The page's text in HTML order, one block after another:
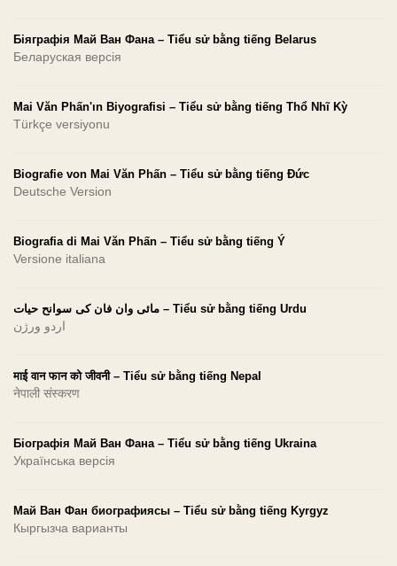
Біяграфія Май Ван Фана – Tiểu sử bằng tiếng Belarus
Беларуская версія
Mai Văn Phấn'ın Biyografisi – Tiểu sử bằng tiếng Thổ Nhĩ Kỳ
Türkçe versiyonu
Biografie von Mai Văn Phấn – Tiểu sử bằng tiếng Đức
Deutsche Version
Biografia di Mai Văn Phấn – Tiểu sử bằng tiếng Ý
Versione italiana
مائی وان فان کی سوانح حیات – Tiểu sử bằng tiếng Urdu
اردو ورژن
माई वान फान को जीवनी – Tiểu sử bằng tiếng Nepal
नेपाली संस्करण
Біографія Май Ван Фана – Tiểu sử bằng tiếng Ukraina
Українська версія
Май Ван Фан биографиясы – Tiểu sử bằng tiếng Kyrgyz
Кыргызча варианты